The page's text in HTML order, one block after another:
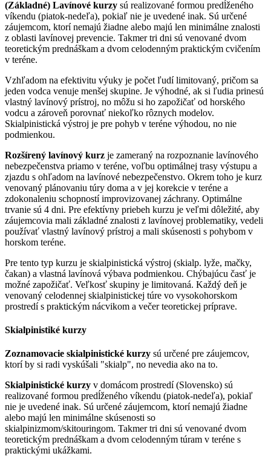
(Základné) Lavínové kurzy sú realizované formou predĺženého
víkendu (piatok-nedeľa), pokiaľ nie je uvedené inak. Sú určené
záujemcom, ktorí nemajú žiadne alebo majú len minimálne znalosti
z oblasti lavínovej prevencie. Takmer tri dni sú venované dvom
teoretickým prednáškam a dvom celodenným praktickým cvičením
v teréne.
Vzhľadom na efektivitu výuky je počet ľudí limitovaný, pričom sa
jeden vodca venuje menšej skupine. Je výhodné, ak si ľudia prinesú
vlastný lavínový prístroj, no môžu si ho zapožičať od horského
vodcu a zároveň porovnať niekoľko rôznych modelov.
Skialpinistická výstroj je pre pohyb v teréne výhodou, no nie
podmienkou.
Rozšírený lavínový kurz je zameraný na rozpoznanie lavínového
nebezpečenstva priamo v teréne, voľbu optimálnej trasy výstupu a
zjazdu s ohľadom na lavínové nebezpečenstvo. Okrem toho je kurz
venovaný plánovaniu túry doma a v jej korekcie v teréne a
zdokonaleniu schopností improvizovanej záchrany. Optimálne
trvanie sú 4 dni. Pre efektívny priebeh kurzu je veľmi dôležité, aby
záujemcovia mali základné znalosti z lavínovej problematiky, vedeli
používať vlastný lavínový prístroj a mali skúsenosti s pohybom v
horskom teréne.
Pre tento typ kurzu je skialpinistická výstroj (skialp. lyže, mačky,
čakan) a vlastná lavínová výbava podmienkou. Chýbajúcu časť je
možné zapožičať. Veľkosť skupiny je limitovaná. Každý deň je
venovaný celodennej skialpinistickej túre vo vysokohorskom
prostredí s praktickým nácvikom a večer teoretickej príprave.
Skialpinistiké kurzy
Zoznamovacie skialpinistické kurzy sú určené pre záujemcov,
ktorí by si radi vyskúšali "skialp", no nevedia ako na to.
Skialpinistické kurzy v domácom prostredí (Slovensko) sú
realizované formou predĺženého víkendu (piatok-nedeľa), pokiaľ
nie je uvedené inak. Sú určené záujemcom, ktorí nemajú žiadne
alebo majú len minimálne skúsenosti so
skialpinizmom/skitouringom. Takmer tri dni sú venované dvom
teoretickým prednáškam a dvom celodenným túram v teréne s
praktickými ukážkami.